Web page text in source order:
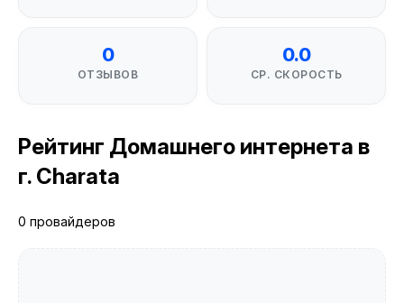
0
ОТЗЫВОВ
0.0
СР. СКОРОСТЬ
Рейтинг Домашнего интернета в
г. Charata
0 провайдеров